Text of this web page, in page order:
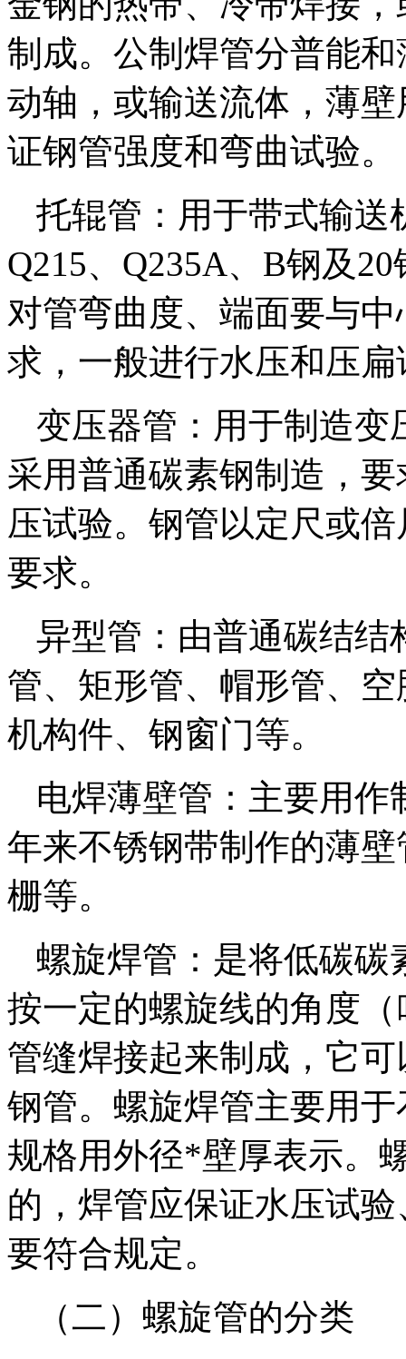
制成。公制焊管分普能
动轴，或输送流体，薄
证钢管强度和弯曲试验。
托辊管：用于带式输送
Q215、Q235A、B钢及
对管弯曲度、端面要与
求，一般进行水压和压扁
变压器管：用于制造变
采用普通碳素钢制造，
压试验。钢管以定尺或
要求。
异型管：由普通碳结结
管、矩形管、帽形管、
机构件、钢窗门等。
电焊薄壁管：主要用
年来不锈钢带制作的薄
栅等。
螺旋焊管：是将低碳碳
按一定的螺旋线的角度
管缝焊接起来制成，它
钢管。螺旋焊管主要用
规格用外径*壁厚表示。
的，焊管应保证水压试
要符合规定。
（二）螺旋管的分类